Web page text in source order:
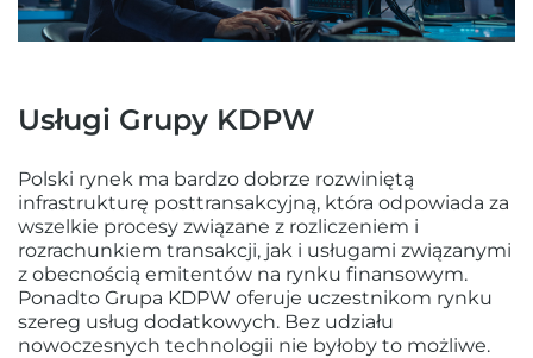
Usługi Grupy KDPW
Polski rynek ma bardzo dobrze rozwiniętą
infrastrukturę posttransakcyjną, która odpowiada za
wszelkie procesy związane z rozliczeniem i
rozrachunkiem transakcji, jak i usługami związanymi
z obecnością emitentów na rynku finansowym.
Ponadto Grupa KDPW oferuje uczestnikom rynku
szereg usług dodatkowych. Bez udziału
nowoczesnych technologii nie byłoby to możliwe.